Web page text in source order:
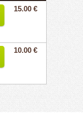
15.00 €
10.00 €